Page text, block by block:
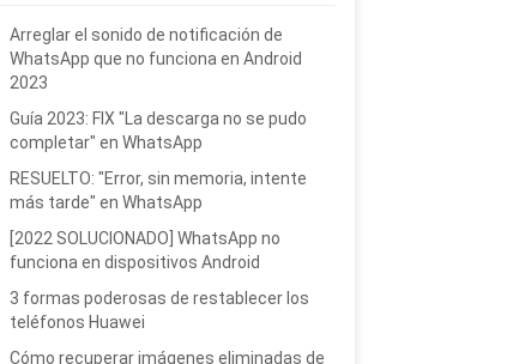
Arreglar el sonido de notificación de
WhatsApp que no funciona en Android
2023
Guía 2023: FIX "La descarga no se pudo
completar" en WhatsApp
RESUELTO: "Error, sin memoria, intente
más tarde" en WhatsApp
[2022 SOLUCIONADO] WhatsApp no ​​
funciona en dispositivos Android
3 formas poderosas de restablecer los
teléfonos Huawei
Cómo recuperar imágenes eliminadas de